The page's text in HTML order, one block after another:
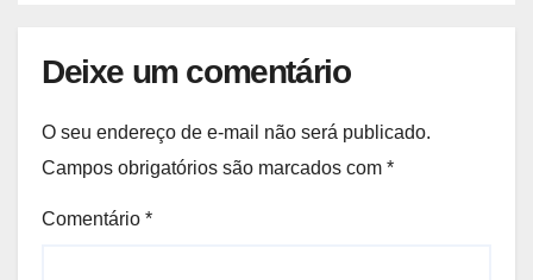
Deixe um comentário
O seu endereço de e-mail não será publicado.
Campos obrigatórios são marcados com *
Comentário *